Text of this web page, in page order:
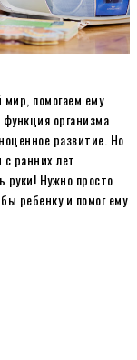
помогаем ему
организма
развитие. Но
ранних лет
руки! Нужно просто
ребенку и помог ему